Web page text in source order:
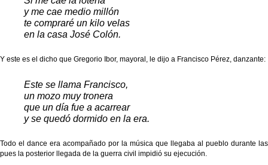
y me cae medio millón
te compraré un kilo velas
en la casa José Colón.
Y este es el dicho que Gregorio Ibor, mayoral, le dijo a Francisco Pérez, danzante:
Este se llama Francisco,
un mozo muy tronera
que un día fue a acarrear
y se quedó dormido en la era.
Todo el dance era acompañado por la música que llegaba al pueblo durante
pues la posterior llegada de la guerra civil impidió su ejecución.